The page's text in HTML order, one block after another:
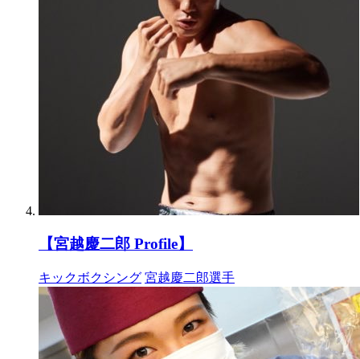
【宮越慶二郎 Profile】
キックボクシング 宮越慶二郎選手